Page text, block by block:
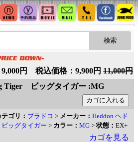
円 税込価格：9,900円 11,000円
Tiger ビッグタイガー :MG
テゴリ： プラドコ > メーカー： Heddon ヘド
ッグタイガー > カラー： MG >状態： EX+
カゴを見る